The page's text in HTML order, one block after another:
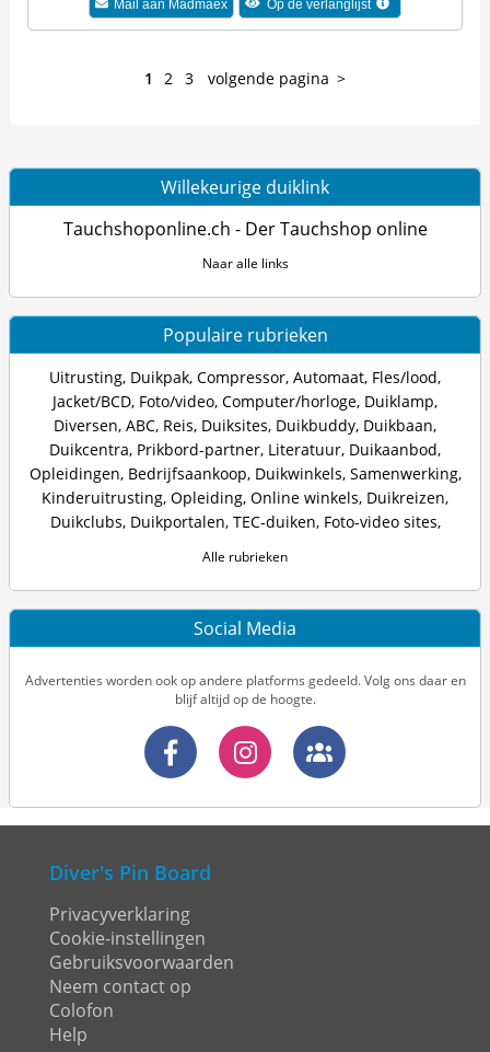
Mail aan Madmaex Op de verlanglijst
1 2 3 volgende pagina
Willekeurige duiklink
Tauchshoponline.ch - Der Tauchshop online
Naar alle links
Populaire rubrieken
Uitrusting, Duikpak, Compressor, Automaat, Fles/lood,
Jacket/BCD, Foto/video, Computer/horloge, Duiklamp,
Diversen, ABC, Reis, Duiksites, Duikbuddy, Duikbaan,
Duikcentra, Prikbord-partner, Literatuur, Duikaanbod,
Opleidingen, Bedrijfsaankoop, Duikwinkels, Samenwerking,
Kinderuitrusting, Opleiding, Online winkels, Duikreizen,
Duikclubs, Duikportalen, TEC-duiken, Foto-video sites,
Alle rubrieken
Social Media
Advertenties worden ook op andere platforms gedeeld. Volg ons daar en
blijf altijd op de hoogte.
Diver's Pin Board
Privacyverklaring
Cookie-instellingen
Gebruiksvoorwaarden
Neem contact op
Colofon
Help